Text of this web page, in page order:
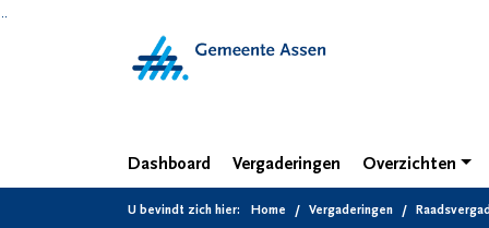
Dashboard Vergaderingen Overzichten
U bevindt zich hier: Home Vergaderingen